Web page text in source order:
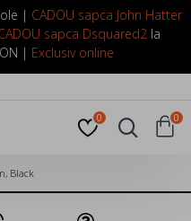
| CADOU sapca John Hatter
sapca Dsquared2 la
| Exclusiv online
0 0
Black